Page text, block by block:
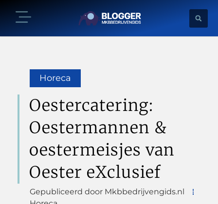
Horeca
Oestercatering:
Oestermannen &
oestermeisjes van
Oester eXclusief
Gepubliceerd door Mkbbedrijvengids.nl